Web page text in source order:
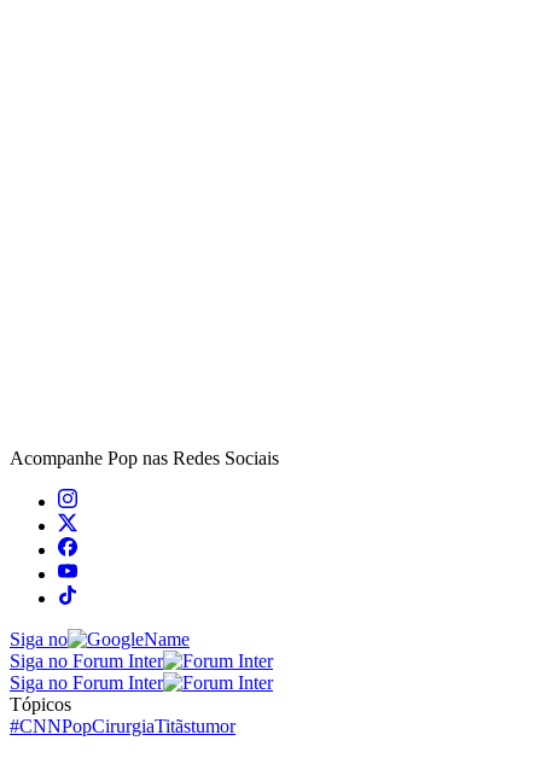
Acompanhe Pop nas Redes Sociais
Siga no
Siga no Forum Inter
Siga no Forum Inter
Tópicos
#CNNPopCirurgiaTitãstumor